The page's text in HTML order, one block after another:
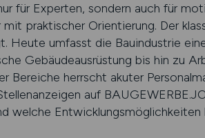
für Experten, sondern auch für
praktischer Orientierung. Der
Heute umfasst die Bauindustrie
Gebäudeausrüstung bis hin zu
Bereiche herrscht akuter
auf
welche Entwicklungsmöglichkeiten